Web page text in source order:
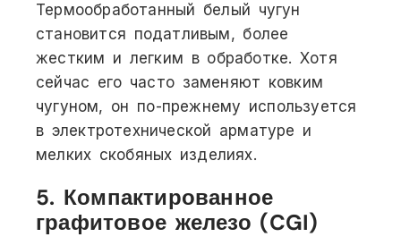
Термообработанный белый чугун
становится податливым, более
жестким и легким в обработке. Хотя
сейчас его часто заменяют ковким
чугуном, он по-прежнему используется
в электротехнической арматуре и
мелких скобяных изделиях.
5. Компактированное
графитовое железо (CGI)